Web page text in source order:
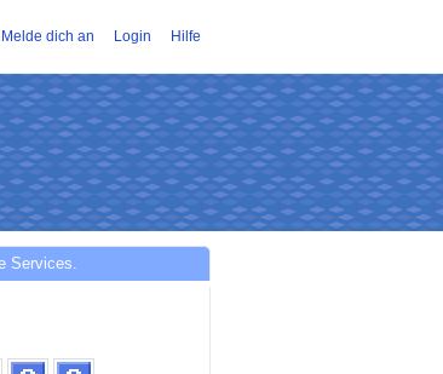
Melde dich an Login Hilfe
Services.